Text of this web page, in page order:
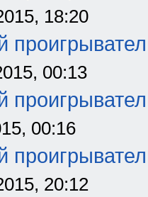
18:20
00:13
00:16
20:12